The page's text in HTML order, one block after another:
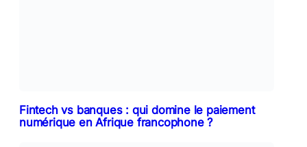
Fintech vs banques : qui domine le paiement
numérique en Afrique francophone ?